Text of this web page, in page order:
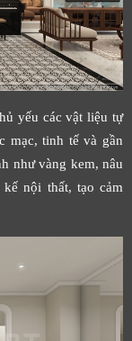
yếu các vật liệu tự
mạc, tinh tế và gần
như vàng kem, nâu
nội thất, tạo cảm